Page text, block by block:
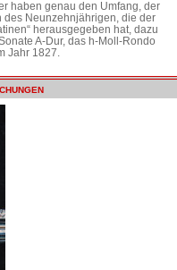
haben genau den Umfang, der
des Neunzehnjährigen, die der
herausgegeben hat, dazu
A-Dur, das h-Moll-Rondo
Jahr 1827.